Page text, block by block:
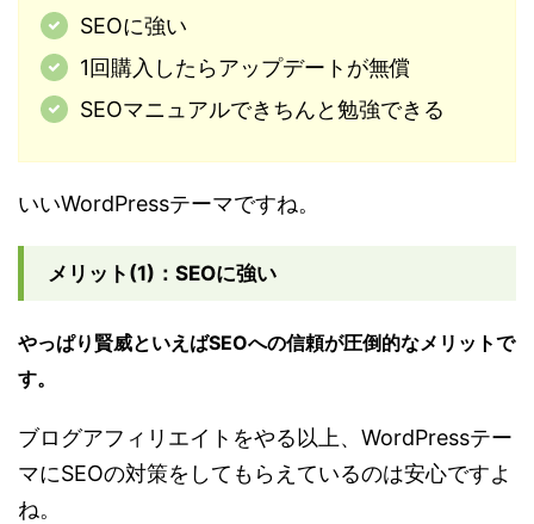
SEOに強い
1回購入したらアップデートが無償
SEOマニュアルできちんと勉強できる
いいWordPressテーマですね。
メリット(1)：SEOに強い
やっぱり賢威といえばSEOへの信頼が圧倒的なメリットで
す。
ブログアフィリエイトをやる以上、WordPressテー
マにSEOの対策をしてもらえているのは安心ですよ
ね。